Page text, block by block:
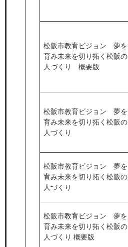
松阪市教育ビジョン 夢を
育み未来を切り拓く松阪の
人づくり 概要版
松阪市教育ビジョン 夢を
育み未来を切り拓く松阪の
人づくり
松阪市教育ビジョン 夢を
育み未来を切り拓く松阪の
人づくり
松阪市教育ビジョン 夢を
育み未来を切り拓く松阪の
人づくり 概要版